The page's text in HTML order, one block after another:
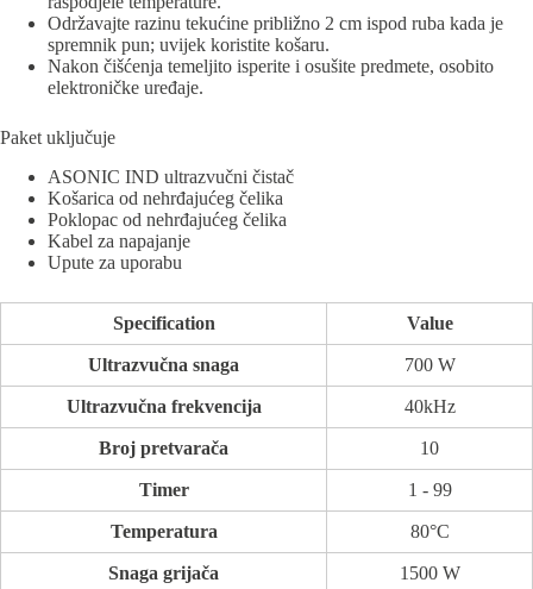
Održavajte razinu tekućine približno 2 cm ispod ruba kada je
spremnik pun; uvijek koristite košaru.
Nakon čišćenja temeljito isperite i osušite predmete, osobito
elektroničke uređaje.
Paket uključuje
ASONIC IND ultrazvučni čistač
Košarica od nehrđajućeg čelika
Poklopac od nehrđajućeg čelika
Kabel za napajanje
Upute za uporabu
Specification Value
Ultrazvučna snaga 700 W
Ultrazvučna frekvencija 40kHz
Broj pretvarača 10
Timer 1 - 99
Temperatura 80°C
Snaga grijača 1500 W